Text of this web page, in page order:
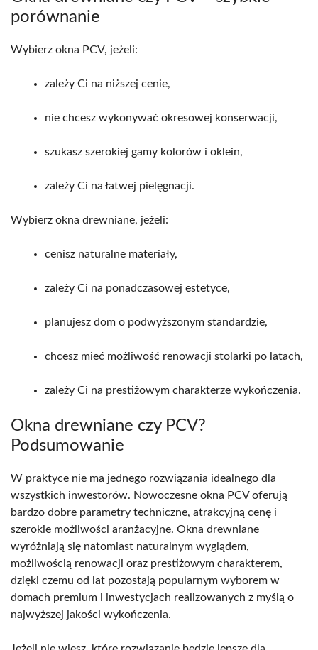
porównanie
Wybierz okna PCV, jeżeli:
zależy Ci na niższej cenie,
nie chcesz wykonywać okresowej konserwacji,
szukasz szerokiej gamy kolorów i oklein,
zależy Ci na łatwej pielęgnacji.
Wybierz okna drewniane, jeżeli:
cenisz naturalne materiały,
zależy Ci na ponadczasowej estetyce,
planujesz dom o podwyższonym standardzie,
chcesz mieć możliwość renowacji stolarki po latach,
zależy Ci na prestiżowym charakterze wykończenia.
Okna drewniane czy PCV?
Podsumowanie
W praktyce nie ma jednego rozwiązania idealnego dla
wszystkich inwestorów. Nowoczesne okna PCV oferują
bardzo dobre parametry techniczne, atrakcyjną cenę i
szerokie możliwości aranżacyjne. Okna drewniane
wyróżniają się natomiast naturalnym wyglądem,
możliwością renowacji oraz prestiżowym charakterem,
dzięki czemu od lat pozostają popularnym wyborem w
domach premium i inwestycjach realizowanych z myślą o
najwyższej jakości wykończenia.